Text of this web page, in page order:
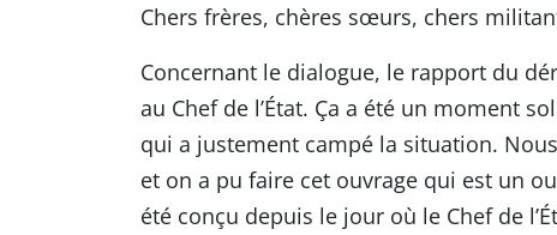
Chers frères, chères sœurs, chers
Concernant le dialogue, le rapport du
au Chef de l’État. Ça a été un moment
qui a justement campé la situation.
et on a pu faire cet ouvrage qui est un
été conçu depuis le jour où le Chef de